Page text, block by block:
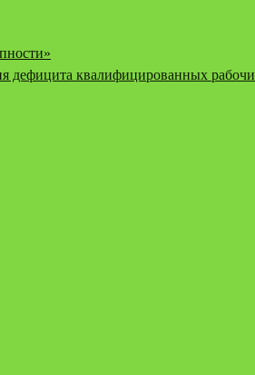
дефицита квалифицированных